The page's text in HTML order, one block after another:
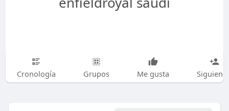
Cronología Grupos Me gusta